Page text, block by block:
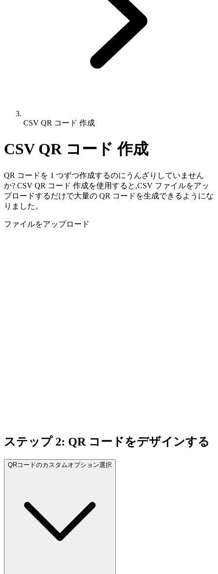
CSV QR コード 作成
CSV QR コード 作成
QR コードを 1 つずつ作成するのにうんざりしていません
か? CSV QR コード 作成を使用すると,CSV ファイルをアッ
プロードするだけで大量の QR コードを生成できるようにな
りました。
ファイルをアップロード
ステップ 2: QR コードをデザインする
QRコードのカスタムオプション選択